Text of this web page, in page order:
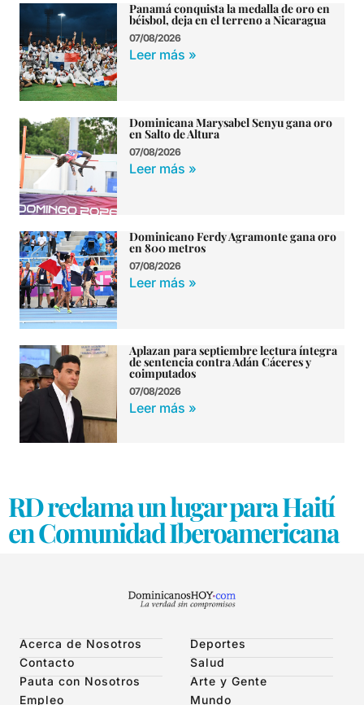
Panamá conquista la medalla de oro en
béisbol, deja en el terreno a Nicaragua
07/08/2026
Leer más »
Dominicana Marysabel Senyu gana oro
en Salto de Altura
07/08/2026
Leer más »
Dominicano Ferdy Agramonte gana oro
en 800 metros
07/08/2026
Leer más »
Aplazan para septiembre lectura íntegra
de sentencia contra Adán Cáceres y
coimputados
07/08/2026
Leer más »
RD reclama un lugar para Haití
en Comunidad Iberoamericana
Acerca de Nosotros
Contacto
Pauta con Nosotros
Empleo
Deportes
Salud
Arte y Gente
Mundo